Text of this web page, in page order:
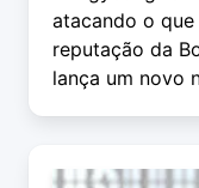
atacando o
reputação da
lança um novo